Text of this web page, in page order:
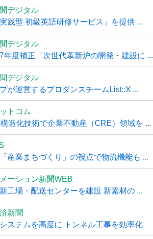
デジタル
践型 初級英語研修サービス」を提供 ...
デジタル
年度補正「次世代革新炉の開発・建設に ...
デジタル
が運営するプロダンスチームList::X ...
トコム
造化技術で企業不動産（CRE）領域を ...
産業まちづくり」の視点で物流機能も ...
ーション新聞WEB
工場・配送センターを建設 新素材の ...
新聞
ステムを高度に トンネル工事を効率化